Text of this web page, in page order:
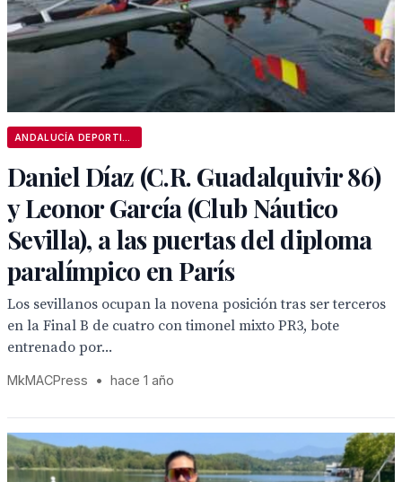
Daniel Díaz (C.R. Guadalquivir 86)
y Leonor García (Club Náutico
Sevilla), a las puertas del diploma
paralímpico en París
Los sevillanos ocupan la novena posición tras ser terceros
en la Final B de cuatro con timonel mixto PR3, bote
entrenado por...
MkMACPress • hace 1 año